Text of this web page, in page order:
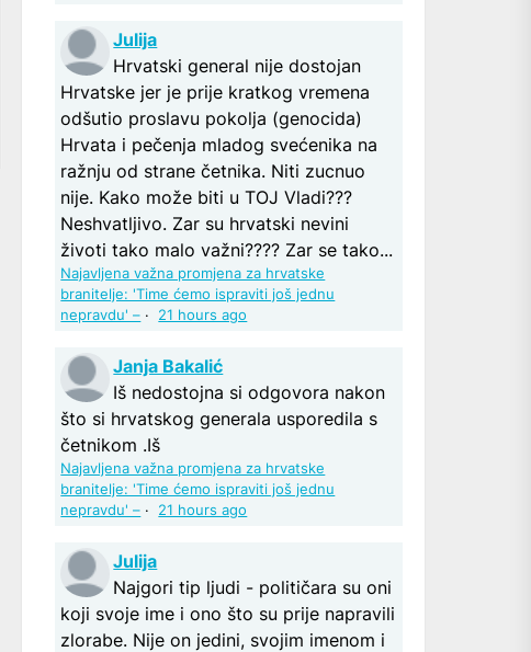
Julija
Hrvatski general nije dostojan
Hrvatske jer je prije kratkog vremena
odšutio proslavu pokolja (genocida)
Hrvata i pečenja mladog svećenika na
ražnju od strane četnika. Niti zucnuo
nije. Kako može biti u TOJ Vladi???
Neshvatljivo. Zar su hrvatski nevini
životi tako malo važni???? Zar se tako...
Najavljena važna promjena za hrvatske
branitelje: 'Time ćemo ispraviti još jednu
nepravdu' – · 21 hours ago
Janja Bakalić
Iš nedostojna si odgovora nakon
što si hrvatskog generala usporedila s
četnikom .Iš
Najavljena važna promjena za hrvatske
branitelje: 'Time ćemo ispraviti još jednu
nepravdu' – · 21 hours ago
Julija
Najgori tip ljudi - političara su oni
koji svoje ime i ono što su prije napravili
zlorabe. Nije on jedini, svojim imenom i